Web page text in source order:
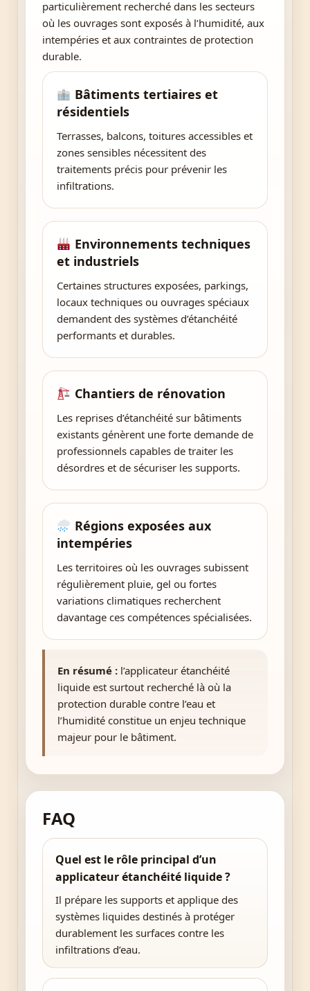
particulièrement recherché dans les secteurs
où les ouvrages sont exposés à l’humidité, aux
intempéries et aux contraintes de protection
durable.
Bâtiments tertiaires et
résidentiels
Terrasses, balcons, toitures accessibles et
zones sensibles nécessitent des
traitements précis pour prévenir les
infiltrations.
Environnements techniques
et industriels
Certaines structures exposées, parkings,
locaux techniques ou ouvrages spéciaux
demandent des systèmes d’étanchéité
performants et durables.
Chantiers de rénovation
Les reprises d’étanchéité sur bâtiments
existants génèrent une forte demande de
professionnels capables de traiter les
désordres et de sécuriser les supports.
Régions exposées aux
intempéries
Les territoires où les ouvrages subissent
régulièrement pluie, gel ou fortes
variations climatiques recherchent
davantage ces compétences spécialisées.
En résumé : l’applicateur étanchéité
liquide est surtout recherché là où la
protection durable contre l’eau et
l’humidité constitue un enjeu technique
majeur pour le bâtiment.
FAQ
Quel est le rôle principal d’un
applicateur étanchéité liquide ?
Il prépare les supports et applique des
systèmes liquides destinés à protéger
durablement les surfaces contre les
infiltrations d’eau.